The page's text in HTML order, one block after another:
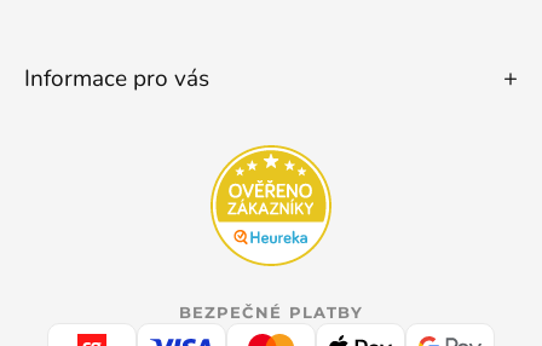
Informace pro vás
BEZPEČNÉ PLATBY